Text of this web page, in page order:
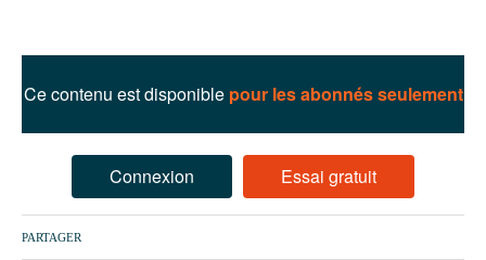
Ce contenu est disponible pour les abonnés seulement
Connexion Essai gratuit
PARTAGER